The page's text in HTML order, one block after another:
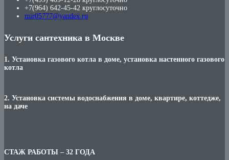
+7(964) 642-45-42 круглосуточно
mir05777@yandex.ru
Услуги сантехника в Москве
1. Установка газового котла в доме, установка настенного газового
котла
2. Установка системы водоснабжения в доме, квартире, коттедже,
на даче
СТАЖ РАБОТЫ – 32 ГОДА